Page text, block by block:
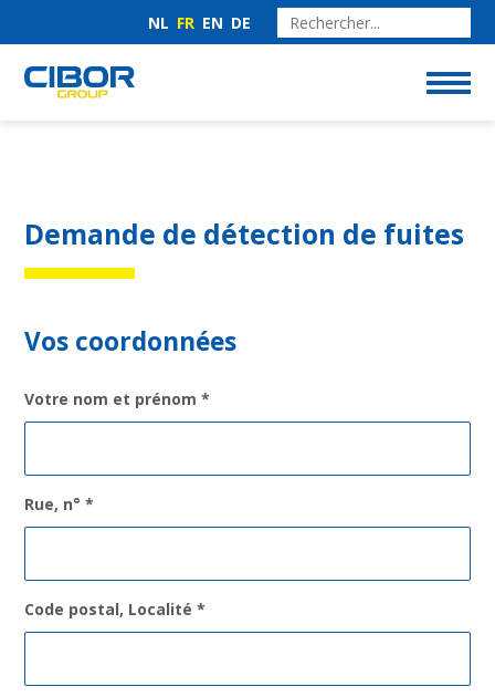
NL FR EN DE
demande de détection de fuites
Vos coordonnées
Votre nom et prénom *
Rue, n° *
Code postal, Localité *